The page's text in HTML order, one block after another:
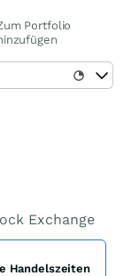
Portfolio
Exchange
Handelszeiten